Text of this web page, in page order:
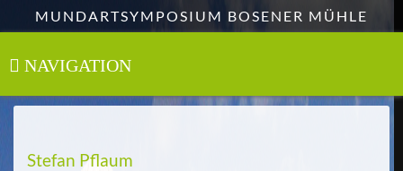
MUNDARTSYMPOSIUM BOSENER MÜHLE
NAVIGATION
Toggle
Stefan Pflaum